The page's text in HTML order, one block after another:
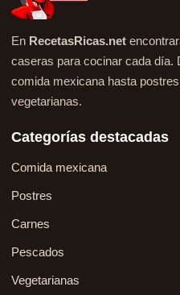
En RecetasRicas.net
caseras para cocinar cada día.
comida mexicana hasta
vegetarianas.
Categorías destacadas
Comida mexicana
Postres
Carnes
Pescados
Vegetarianas